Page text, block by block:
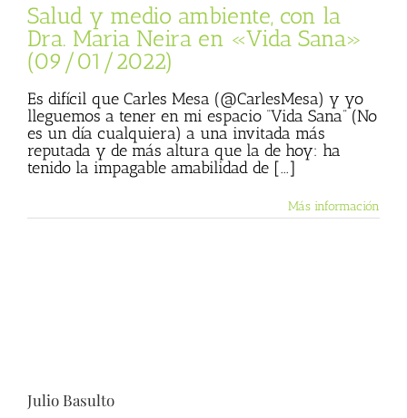
Salud y medio ambiente, con la
Dra. Maria Neira en «Vida Sana»
(09/01/2022)
Es difícil que Carles Mesa (@CarlesMesa) y yo
lleguemos a tener en mi espacio “Vida Sana” (No
es un día cualquiera) a una invitada más
reputada y de más altura que la de hoy: ha
tenido la impagable amabilidad de [...]
Más información
Julio Basulto